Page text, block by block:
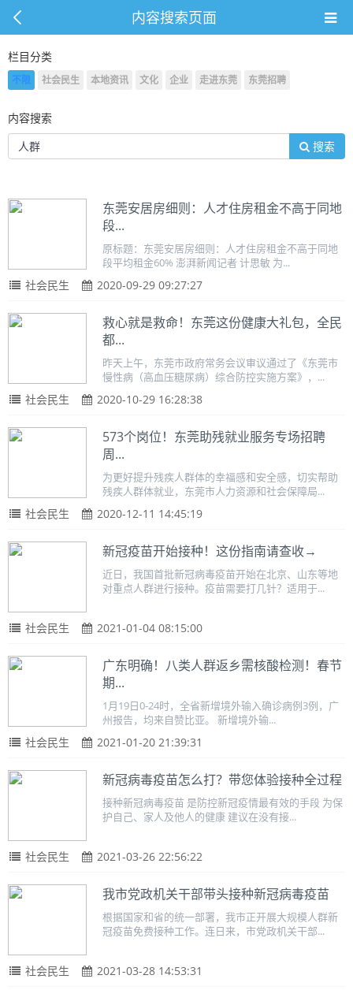
内容搜索页面
栏目分类
不限 社会民生 本地资讯 文化 企业 走进东莞 东莞招聘
内容搜索
搜索
东莞安居房细则：人才住房租金不高于同地
段...
原标题：东莞安居房细则：人才住房租金不高于同地
段平均租金60% 澎湃新闻记者 计思敏 为...
社会民生 2020-09-29 09:27:27
救心就是救命！东莞这份健康大礼包，全民
都...
昨天上午，东莞市政府常务会议审议通过了《东莞市
慢性病（高血压糖尿病）综合防控实施方案》，...
社会民生 2020-10-29 16:28:38
573个岗位！东莞助残就业服务专场招聘
周...
为更好提升残疾人群体的幸福感和安全感，切实帮助
残疾人群体就业，东莞市人力资源和社会保障局...
社会民生 2020-12-11 14:45:19
新冠疫苗开始接种！这份指南请查收→
近日，我国首批新冠病毒疫苗开始在北京、山东等地
对重点人群进行接种。疫苗需要打几针？适用于...
社会民生 2021-01-04 08:15:00
广东明确！八类人群返乡需核酸检测！春节
期...
1月19日0-24时，全省新增境外输入确诊病例3例，广
州报告，均来自赞比亚。 新增境外输...
社会民生 2021-01-20 21:39:31
新冠病毒疫苗怎么打？带您体验接种全过程
接种新冠病毒疫苗 是防控新冠疫情最有效的手段 为保
护自己、家人及他人的健康 建议在没有接...
社会民生 2021-03-26 22:56:22
我市党政机关干部带头接种新冠病毒疫苗
根据国家和省的统一部署，我市正开展大规模人群新
冠疫苗免费接种工作。连日来，市党政机关干部...
社会民生 2021-03-28 14:53:31